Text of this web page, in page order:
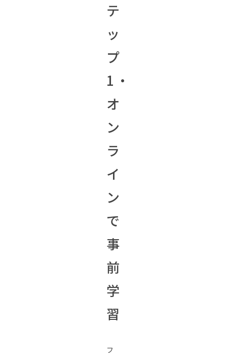
テ
ッ
プ
1・
オ
ン
ラ
イ
ン
で
事
前
学
習
フ